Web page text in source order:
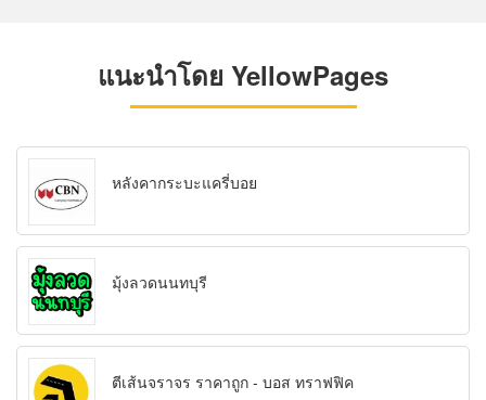
แนะนำโดย YellowPages
หลังคากระบะแครี่บอย
มุ้งลวดนนทบุรี
ตีเส้นจราจร ราคาถูก - บอส ทราฟฟิค